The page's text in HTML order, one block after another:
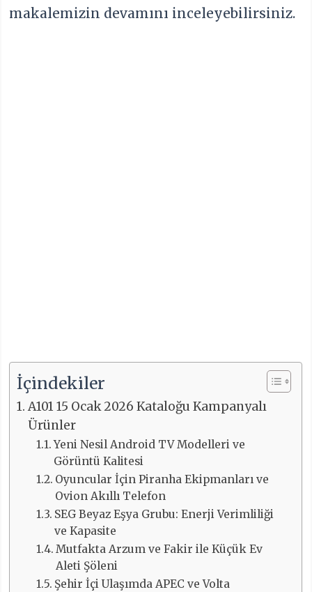
makalemizin devamını inceleyebilirsiniz.
İçindekiler
A101 15 Ocak 2026 Kataloğu Kampanyalı
Ürünler
Yeni Nesil Android TV Modelleri ve
Görüntü Kalitesi
Oyuncular İçin Piranha Ekipmanları ve
Ovion Akıllı Telefon
SEG Beyaz Eşya Grubu: Enerji Verimliliği
ve Kapasite
Mutfakta Arzum ve Fakir ile Küçük Ev
Aleti Şöleni
Şehir İçi Ulaşımda APEC ve Volta